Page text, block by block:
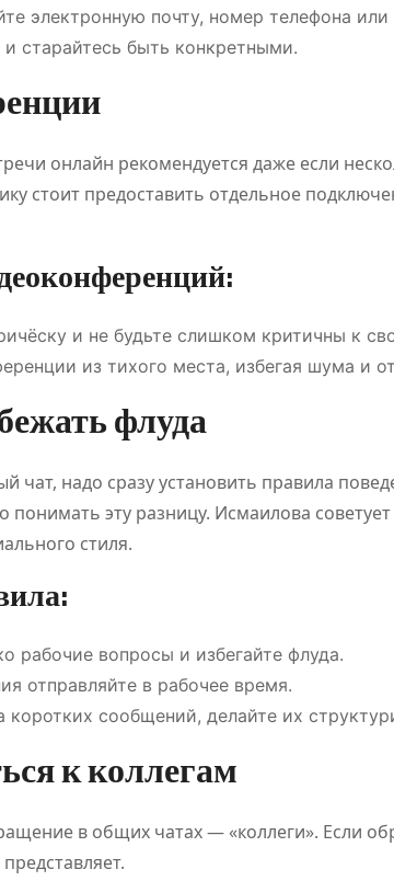
электронную почту, номер телефона
и старайтесь быть конкретными.
онлайн рекомендуется даже если
стоит предоставить отдельное
и не будьте слишком критичны к
из тихого места, избегая шума и
флуда
чат, надо сразу установить правила
эту разницу. Исмаилова
стиля.
рабочие вопросы и избегайте флуда.
отправляйте в рабочее время.
коротких сообщений, делайте их
к коллегам
в общих чатах — «коллеги». Если
игр